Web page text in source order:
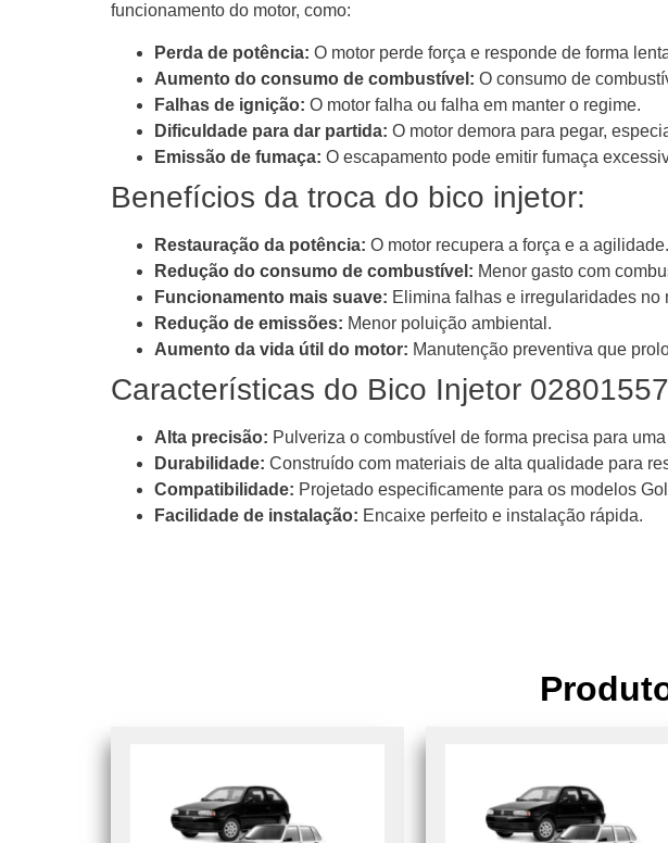
funcionamento do motor, como:
Perda de potência: O motor perde força e responde de forma
Aumento do consumo de combustível: O consumo de
Falhas de ignição: O motor falha ou falha em manter o regime.
Dificuldade para dar partida: O motor demora para pegar,
Emissão de fumaça: O escapamento pode emitir fumaça
Benefícios da troca do bico injetor:
Restauração da potência: O motor recupera a força e a agilidade.
Redução do consumo de combustível: Menor gasto com
Funcionamento mais suave: Elimina falhas e irregularidades no
Redução de emissões: Menor poluição ambiental.
Aumento da vida útil do motor: Manutenção preventiva que
Características do Bico Injetor
Alta precisão: Pulveriza o combustível de forma precisa para
Durabilidade: Construído com materiais de alta qualidade para
Compatibilidade: Projetado especificamente para os modelos
Facilidade de instalação: Encaixe perfeito e instalação rápida.